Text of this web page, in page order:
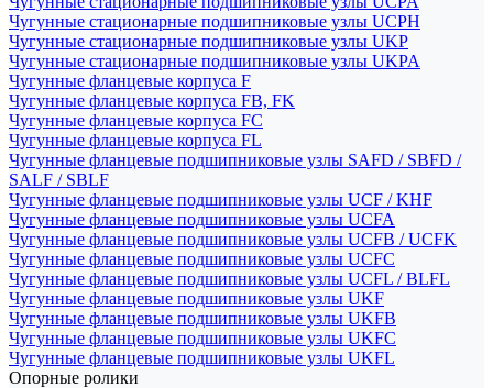
Чугунные стационарные подшипниковые узлы UCPH
Чугунные стационарные подшипниковые узлы UKP
Чугунные стационарные подшипниковые узлы UKPA
Чугунные фланцевые корпуса F
Чугунные фланцевые корпуса FB, FK
Чугунные фланцевые корпуса FC
Чугунные фланцевые корпуса FL
Чугунные фланцевые подшипниковые узлы SAFD / SBFD /
SALF / SBLF
Чугунные фланцевые подшипниковые узлы UCF / KHF
Чугунные фланцевые подшипниковые узлы UCFA
Чугунные фланцевые подшипниковые узлы UCFB / UCFK
Чугунные фланцевые подшипниковые узлы UCFC
Чугунные фланцевые подшипниковые узлы UCFL / BLFL
Чугунные фланцевые подшипниковые узлы UKF
Чугунные фланцевые подшипниковые узлы UKFB
Чугунные фланцевые подшипниковые узлы UKFC
Чугунные фланцевые подшипниковые узлы UKFL
Опорные ролики